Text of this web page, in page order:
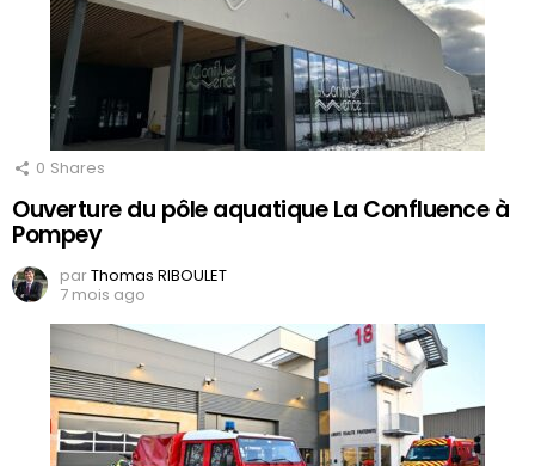
0 Shares
Ouverture du pôle aquatique La Confluence à
Pompey
parThomas RIBOULET
7 mois ago